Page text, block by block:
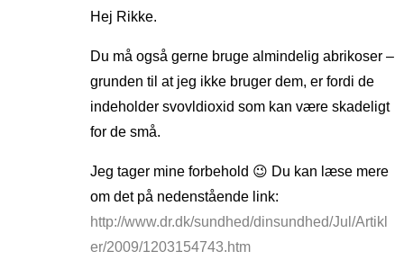
Hej Rikke.
Du må også gerne bruge almindelig abrikoser –
grunden til at jeg ikke bruger dem, er fordi de
indeholder svovldioxid som kan være skadeligt
for de små.
Jeg tager mine forbehold 😉 Du kan læse mere
om det på nedenstående link:
http://www.dr.dk/sundhed/dinsundhed/Jul/Artikl
er/2009/1203154743.htm